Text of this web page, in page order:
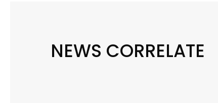
NEWS CORRELATE